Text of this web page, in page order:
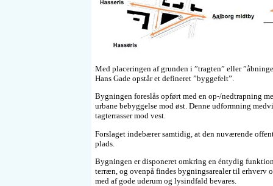
Med placeringen af grunden i ”tragten” eller
Hans Gade opstår et defineret ”byggefelt”.
Bygningen foreslås opført med en op-/nedtrapning
urbane bebyggelse mod øst. Denne udformning
tagterrasser mod vest.
Forslaget indebærer samtidig, at den nuværende
plads.
Bygningen er disponeret omkring en éntydig
terræn, og ovenpå findes bygningsarealer til erhverv
med af gode uderum og lysindfald bevares.